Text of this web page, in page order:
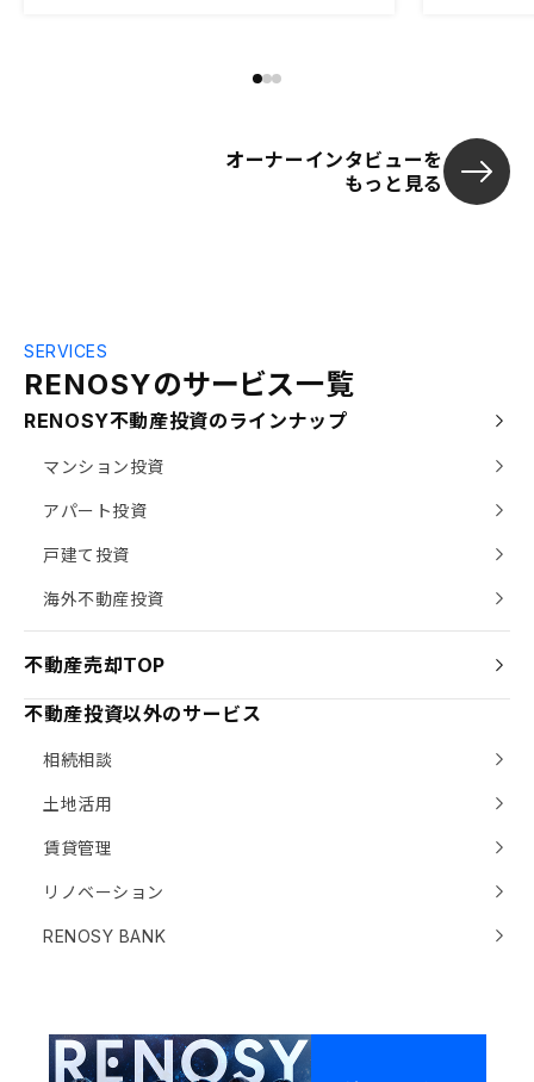
オーナーインタビューを
もっと見る
RENOSYのサービス一覧
SERVICES
RENOSY不動産投資のラインナップ
マンション投資
アパート投資
戸建て投資
海外不動産投資
不動産売却TOP
不動産投資以外のサービス
相続相談
土地活用
賃貸管理
リノベーション
RENOSY BANK